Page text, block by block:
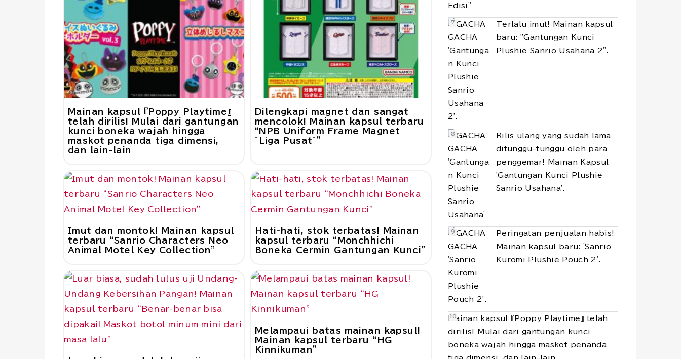
Mainan kapsul 『Poppy Playtime』
telah dirilis! Mulai dari gantungan
kunci boneka wajah hingga
maskot penanda tiga dimensi,
dan lain-lain
Dilengkapi magnet dan sangat
mencolok! Mainan kapsul terbaru
“NPB Uniform Frame Magnet
~Liga Pusat~”
Imut dan montok! Mainan kapsul
terbaru “Sanrio Characters Neo
Animal Motel Key Collection”
Hati-hati, stok terbatas! Mainan
kapsul terbaru “Monchhichi
Boneka Cermin Gantungan Kunci”
Melampaui batas mainan kapsul!
Mainan kapsul terbaru “HG
Kinnikuman”
Terlalu imut! Mainan kapsul
baru: "Gantungan Kunci
Plushie Sanrio Usahana 2".
Rilis ulang yang sudah lama
ditunggu-tunggu oleh para
penggemar! Mainan Kapsul
'Gantungan Kunci Plushie
Sanrio Usahana'.
Peringatan penjualan habis!
Mainan kapsul baru: 'Sanrio
Kuromi Plushie Pouch 2'.
Mainan kapsul 『Poppy Playtime』 telah
dirilis! Mulai dari gantungan kunci
boneka wajah hingga maskot penanda